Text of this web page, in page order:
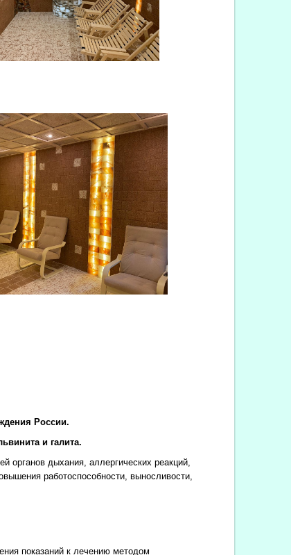
России.
и галита.
органов дыхания, аллергических реакций,
работоспособности, выносливости,
показаний к лечению методом